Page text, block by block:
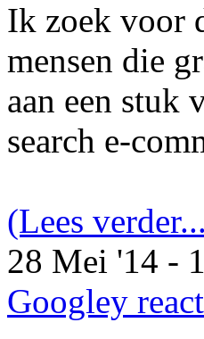
Ik zoek voor
mensen die
aan een stuk
search e-
(Lees
28 Mei '14 -
Googley